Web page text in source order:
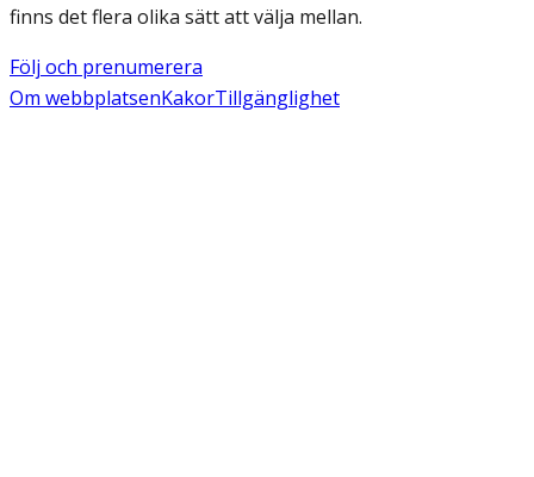
finns det flera olika sätt att välja mellan.
Följ och prenumerera
Om webbplatsenKakorTillgänglighet